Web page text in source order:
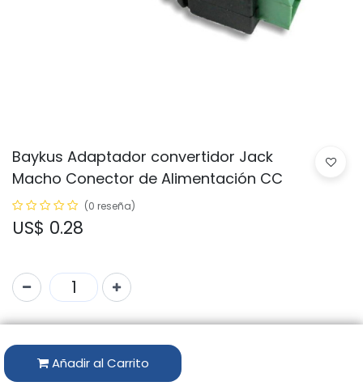
Baykus Adaptador convertidor Jack
Macho Conector de Alimentación CC
(0 reseña)
US$ 0.28
Añadir al Carrito
Código:
Marca:BAYKUS